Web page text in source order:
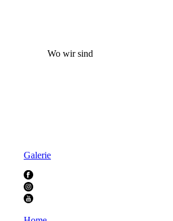
Wo wir sind
Galerie